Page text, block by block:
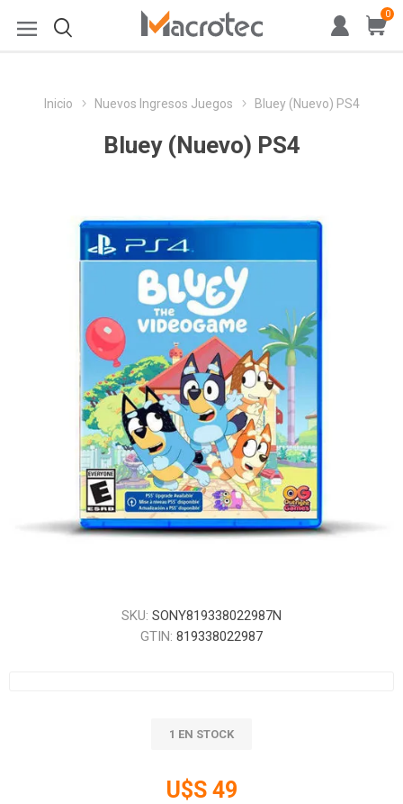
0
Inicio Nuevos Ingresos Juegos Bluey (Nuevo) PS4
Bluey (Nuevo) PS4
SKU: SONY819338022987N
GTIN: 819338022987
1 EN STOCK
U$S 49